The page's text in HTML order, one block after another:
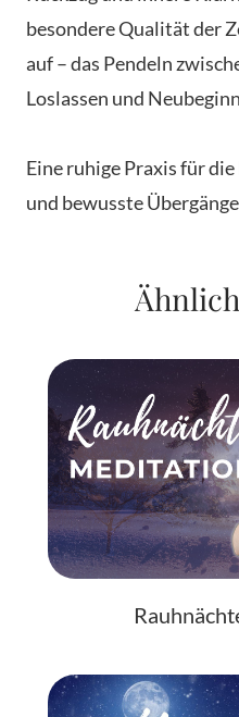
besondere Qualität der
auf – das Pendeln
Loslassen und
Eine ruhige Praxis für
und bewusste